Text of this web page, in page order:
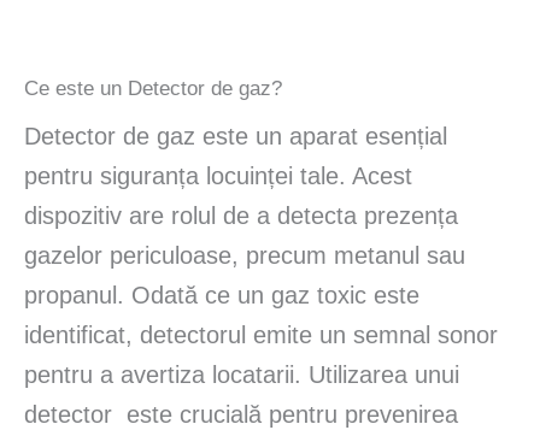
Ce este un Detector de gaz?
Detector de gaz este un aparat esențial
pentru siguranța locuinței tale. Acest
dispozitiv are rolul de a detecta prezența
gazelor periculoase, precum metanul sau
propanul. Odată ce un gaz toxic este
identificat, detectorul emite un semnal sonor
pentru a avertiza locatarii. Utilizarea unui
detector este crucială pentru prevenirea